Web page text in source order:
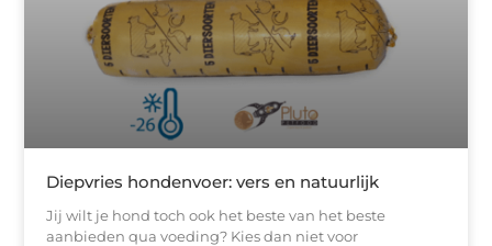
Diepvries hondenvoer: vers en natuurlijk
Jij wilt je hond toch ook het beste van het beste
aanbieden qua voeding? Kies dan niet voor